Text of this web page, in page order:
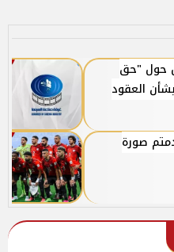
حول "حق
العقود
صورة